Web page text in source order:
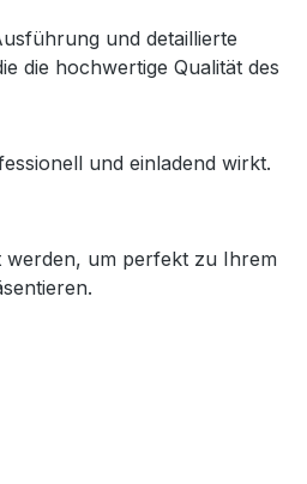
und detaillierte
die hochwertige Qualität des
und einladend wirkt.
werden, um perfekt zu Ihrem